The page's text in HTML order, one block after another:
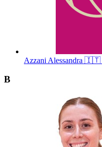
AzzaniAlessandra 🇮🇹
B